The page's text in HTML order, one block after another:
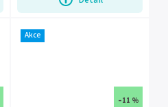
Akce
–11 %